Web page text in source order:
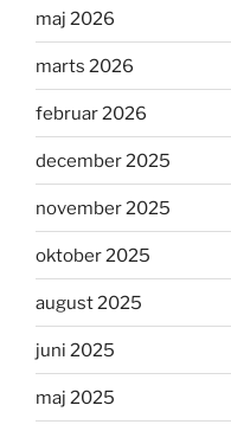
maj 2026
marts 2026
februar 2026
december 2025
november 2025
oktober 2025
august 2025
juni 2025
maj 2025